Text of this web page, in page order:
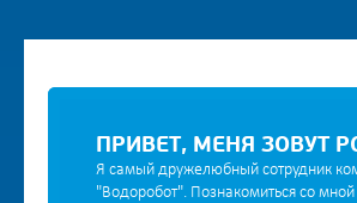
ПРИВЕТ, МЕНЯ ЗОВУТ
Я самый дружелюбный сотрудник
"Водоробот". Познакомиться со